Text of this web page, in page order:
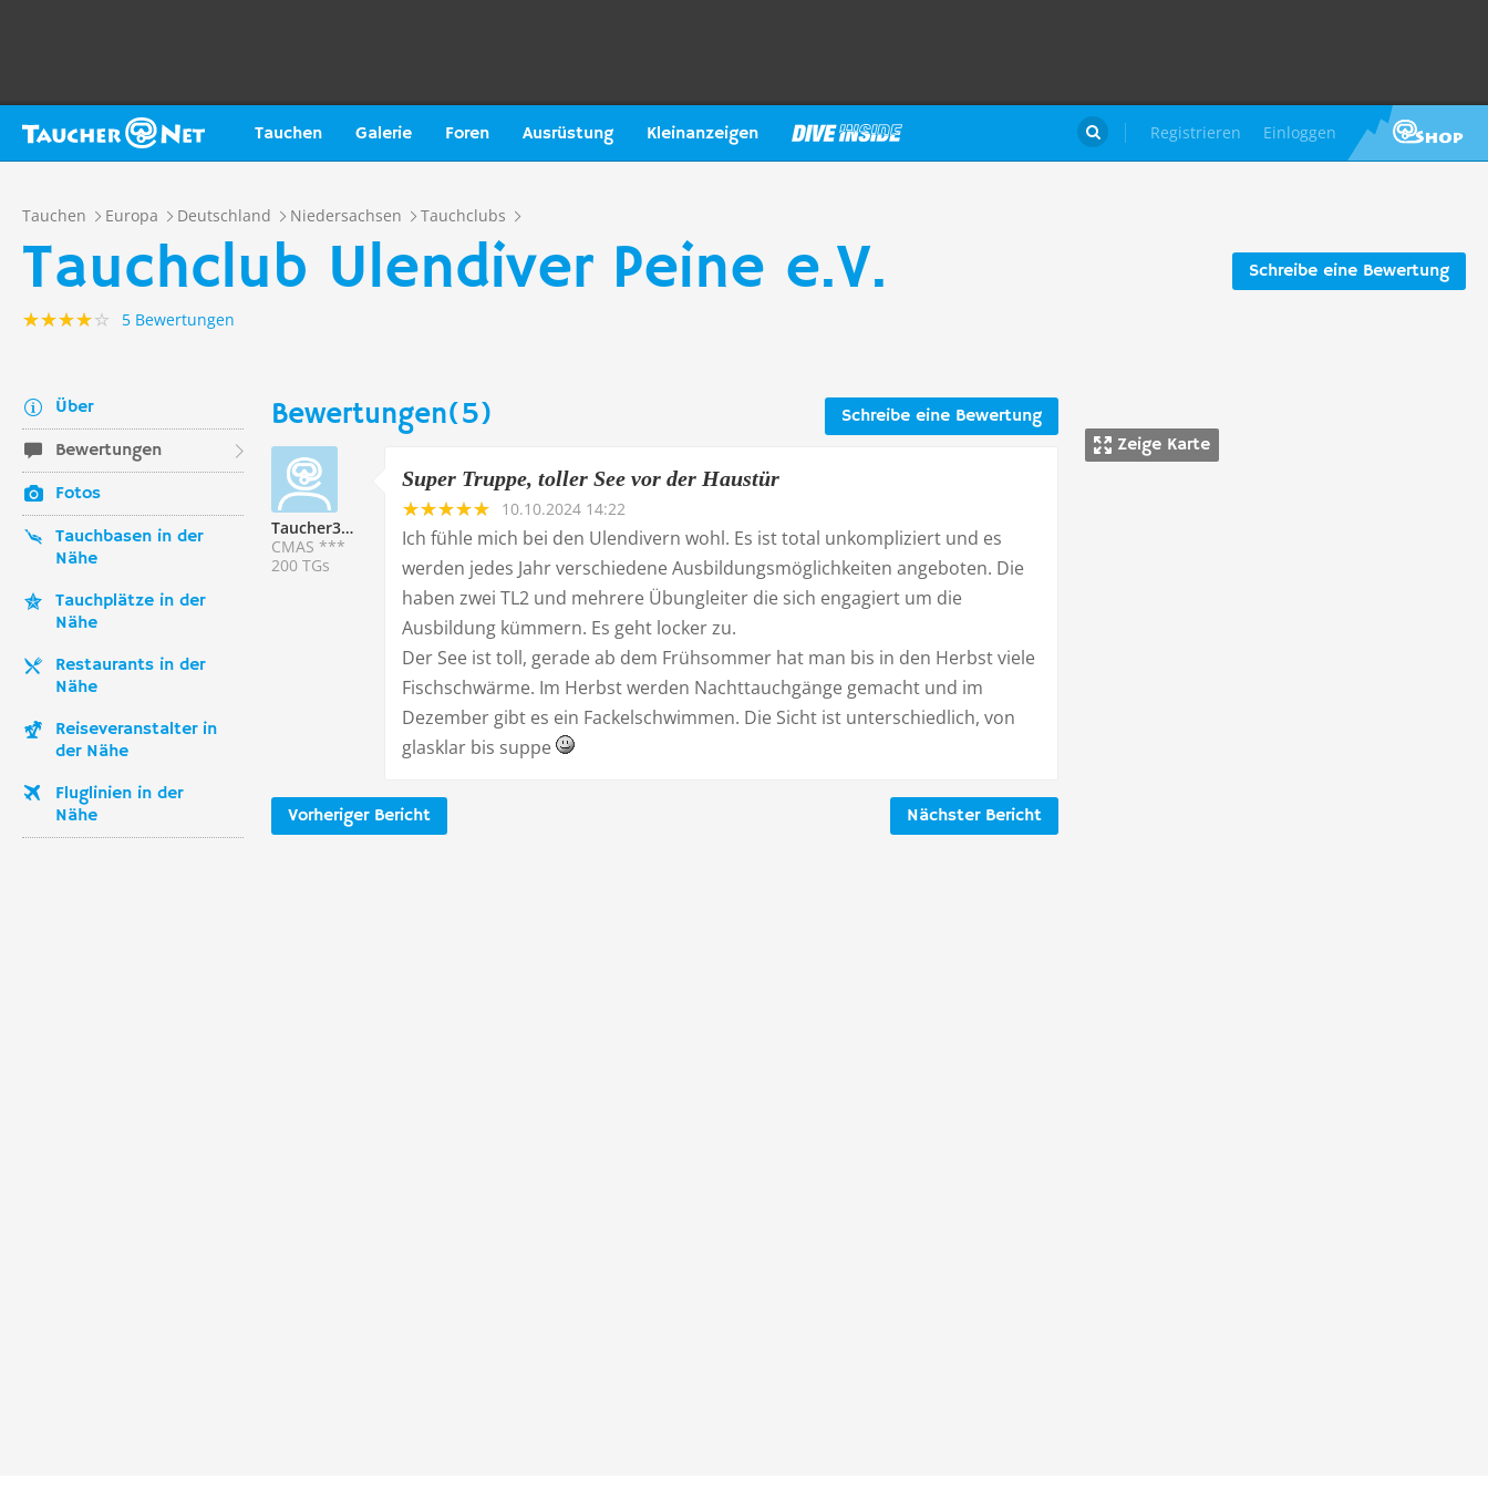
Tauchen Galerie Foren Ausrüstung Kleinanzeigen Registrieren Einloggen

Tauchen Europa Deutschland Niedersachsen Tauchclubs
Schreibe eine Bewertung
Tauchclub Ulendiver Peine e.V.
5 Bewertungen
Über
Bewertungen
Fotos
Tauchbasen in der
Nähe
Tauchplätze in der
Nähe
Restaurants in der
Nähe
Reiseveranstalter in
der Nähe
Fluglinien in der
Nähe
Zeige Karte
Schreibe eine Bewertung
Bewertungen(5)
Taucher337329
CMAS ***
200 TGs
Super Truppe, toller See vor der Haustür
10.10.2024 14:22
Ich fühle mich bei den Ulendivern wohl. Es ist total unkompliziert und es
werden jedes Jahr verschiedene Ausbildungsmöglichkeiten angeboten. Die
haben zwei TL2 und mehrere Übungleiter die sich engagiert um die
Ausbildung kümmern. Es geht locker zu.
Der See ist toll, gerade ab dem Frühsommer hat man bis in den Herbst viele
Fischschwärme. Im Herbst werden Nachttauchgänge gemacht und im
Dezember gibt es ein Fackelschwimmen. Die Sicht ist unterschiedlich, von
glasklar bis suppe
Nächster Bericht
Vorheriger Bericht